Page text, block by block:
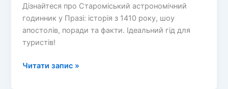
Дізнайтеся про Староміський астрономічний
годинник у Празі: історія з 1410 року, шоу
апостолів, поради та факти. Ідеальний гід для
туристів!
Чарівний
Читати запис »